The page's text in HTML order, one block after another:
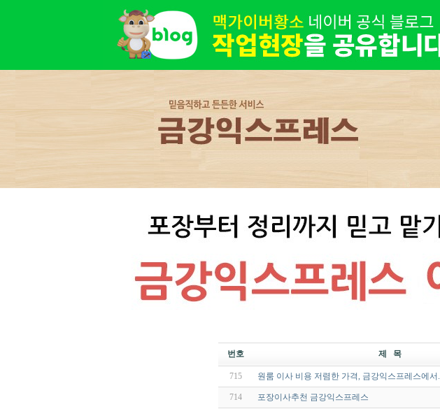
번호
제 목
715 원룸 이사 비용 저렴한 가격, 금강익스프레스에서.
714 포장이사추천 금강익스프레스